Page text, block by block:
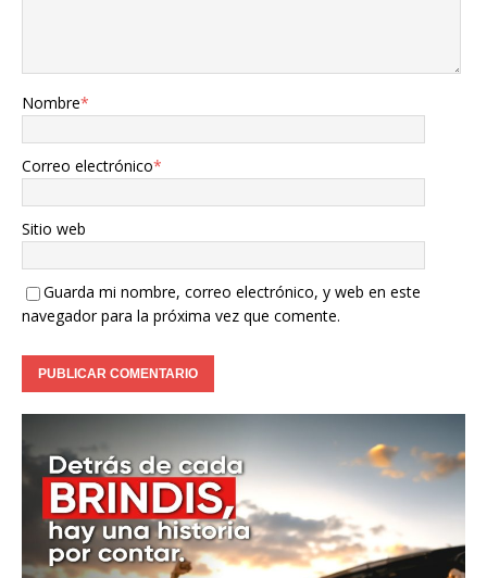
Nombre*
Correo electrónico*
Sitio web
Guarda mi nombre, correo electrónico, y web en este
navegador para la próxima vez que comente.